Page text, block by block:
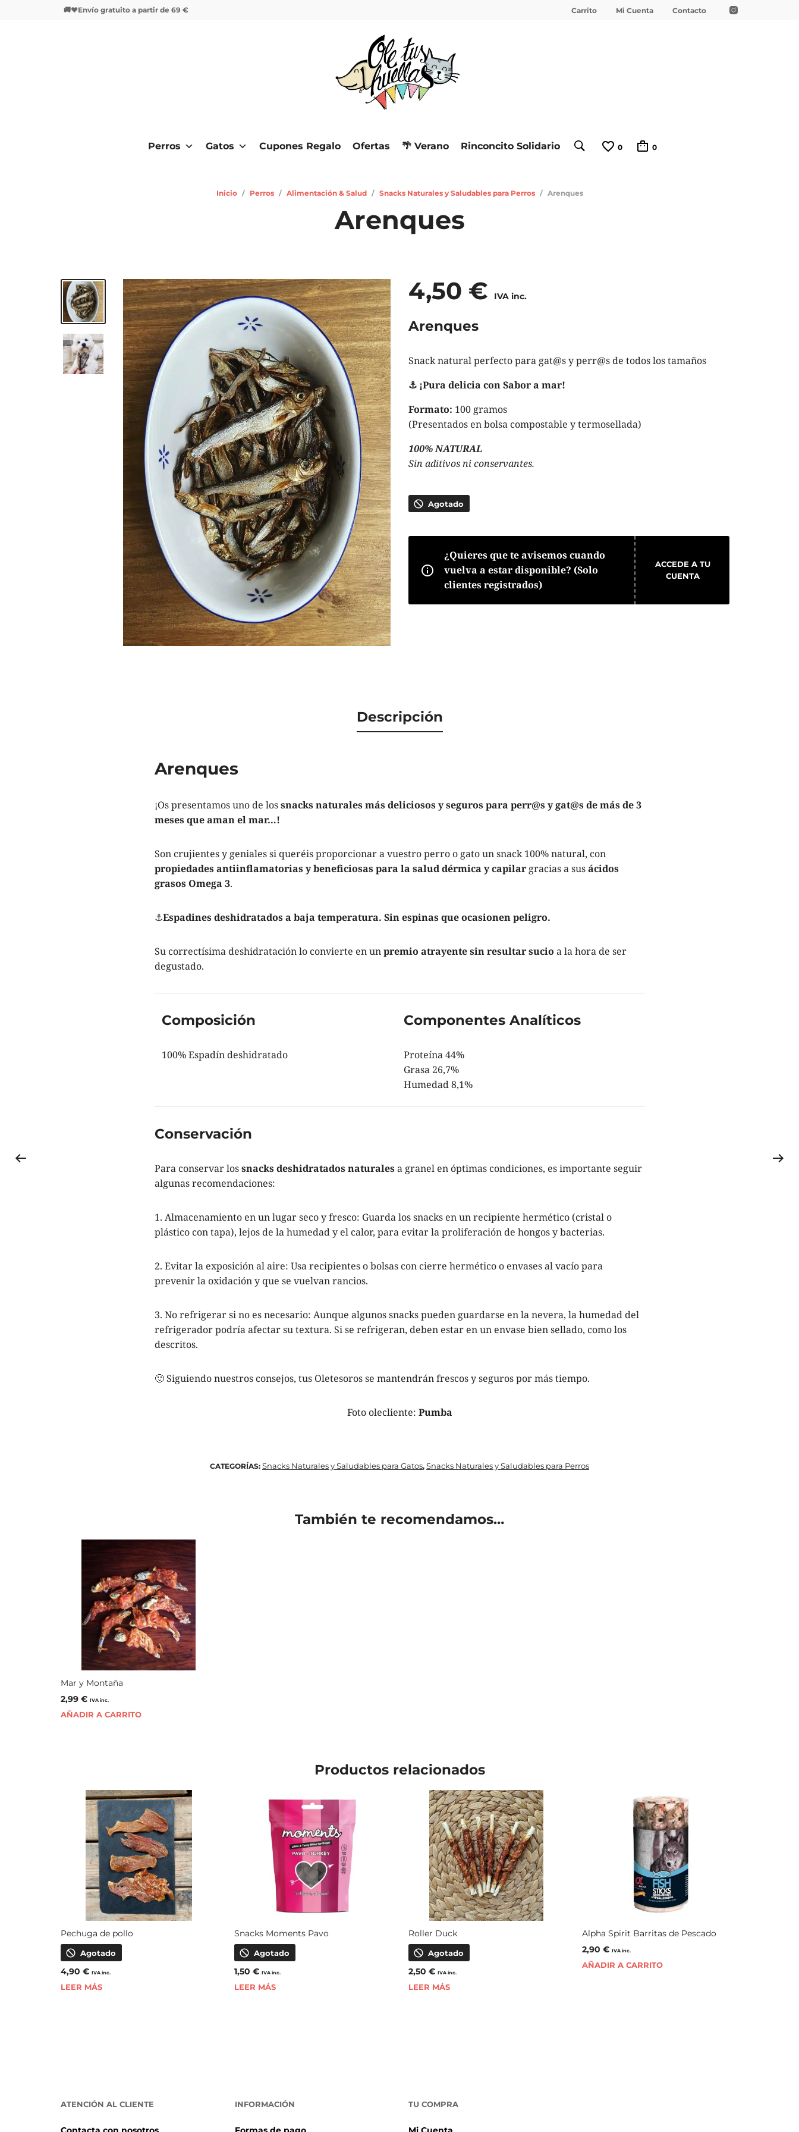
🚚❤️Envío gratuito a partir de 69 € Carrito Mi Cuenta Contacto
Perros Gatos Cupones Regalo Ofertas 🌴 Verano Rinconcito Solidario 0 0
Inicio / Perros / Alimentación & Salud / Snacks Naturales y Saludables para Perros / Arenques
Arenques
4,50 € IVA inc.
Arenques
Snack natural perfecto para gat@s y perr@s de todos los tamaños
⚓ ¡Pura delicia con Sabor a mar!
Formato: 100 gramos
(Presentados en bolsa compostable y termosellada)
100% NATURAL
Sin aditivos ni conservantes.
Agotado
¿Quieres que te avisemos cuando
vuelva a estar disponible? (Solo
clientes registrados)
ACCEDE A TU
CUENTA
Descripción
Arenques
¡Os presentamos uno de lossnacks naturales más deliciosos y seguros para perr@s y gat@s de más de 3
meses que aman el mar…!
Son crujientes y geniales si queréis proporcionar a vuestro perro o gato un snack 100% natural, con
propiedades antiinflamatorias y beneficiosas para la salud dérmica y capilargracias a susácidos
grasos Omega 3.
⚓Espadines deshidratados a baja temperatura. Sin espinas que ocasionen peligro.
Su correctísima deshidratación lo convierte en unpremio atrayente sin resultar sucio a la hora de ser
degustado.
Composición
100% Espadín deshidratado
Componentes Analíticos
Proteína 44%
Grasa 26,7%
Humedad 8,1%
Conservación
Para conservar lossnacks deshidratados naturalesa granel en óptimas condiciones, es importante seguir
algunas recomendaciones:
1. Almacenamiento en un lugar seco y fresco: Guarda los snacks en un recipiente hermético (cristal o
plástico con tapa), lejos de la humedad y el calor, para evitar la proliferación de hongos y bacterias.
2. Evitar la exposición al aire: Usa recipientes o bolsas con cierre hermético o envases al vacío para
prevenir la oxidación y que se vuelvan rancios.
3. No refrigerar si no es necesario: Aunque algunos snacks pueden guardarse en la nevera, la humedad del
refrigerador podría afectar su textura. Si se refrigeran, deben estar en un envase bien sellado, como los
descritos.
🙂 Siguiendo nuestros consejos, tus Oletesoros se mantendrán frescos y seguros por más tiempo.
Foto olecliente: Pumba
CATEGORÍAS: Snacks Naturales y Saludables para Gatos, Snacks Naturales y Saludables para Perros
También te recomendamos…
Mar y Montaña
2,99 € IVA inc.
AÑADIR A CARRITO
Productos relacionados
Pechuga de pollo
Agotado
4,90 € IVA inc.
LEER MÁS
Snacks Moments Pavo
Agotado
1,50€ IVA inc.
LEER MÁS
Roller Duck
Agotado
2,50 € IVA inc.
LEER MÁS
Alpha Spirit Barritas de Pescado
2,90€ IVA inc.
AÑADIR A CARRITO
ATENCIÓN AL CLIENTE INFORMACIÓN TU COMPRA